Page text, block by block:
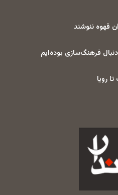
قهوه ننوشند
فرهنگ‌سازی بوده‌ایم
رویا